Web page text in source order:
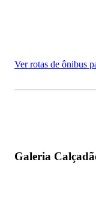
Ver rotas de ônibus
Galeria